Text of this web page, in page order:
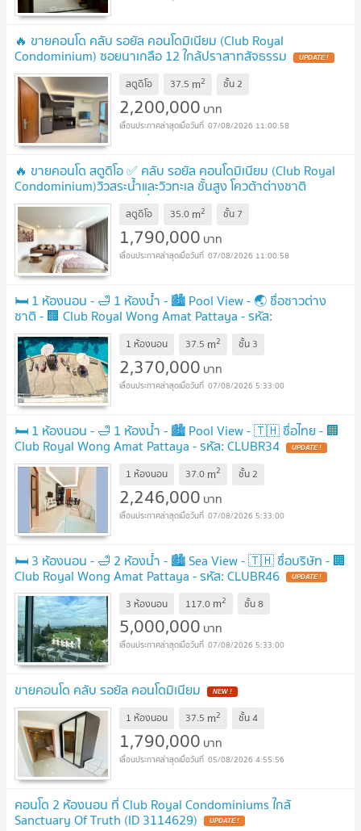
🔥 ขายคอนโด คลับ รอยัล คอนโดมิเนียม (Club Royal
Condominium) ซอยนาเกลือ 12 ใกล้ปราสาทสัจธรรม
สตูดิโอ 37.5 m2 ชั้น2
2,200,000 บาท
07/08/2026 11:00:58
🔥 ขายคอนโด สตูดิโอ ✅ คลับ รอยัล คอนโดมิเนียม (Club Royal
Condominium)วิวสระน้ำและวิวทะเล ชั้นสูง โควต้าต่างชาติ
(Foreign Quota) ราคาดีที่สุด
สตูดิโอ 35.0 m2 ชั้น 7
1,790,000 บาท
07/08/2026 11:00:58
🛏️ 1 ห้องนอน - 🛁 1 ห้องน้ำ - 🏙️ Pool View - 🌏 ชื่อชาวต่าง
ชาติ - 🏢 Club Royal Wong Amat Pattaya - รหัส:
CLUBR45
1 ห้องนอน 37.5 m2 ชั้น 3
2,370,000 บาท
07/08/2026 5:33:00
🛏️ 1 ห้องนอน - 🛁 1 ห้องน้ำ - 🏙️ Pool View - 🇹🇭 ชื่อไทย - 🏢
Club Royal Wong Amat Pattaya - รหัส: CLUBR34
1 ห้องนอน 37.0 m2 ชั้น2
2,246,000 บาท
07/08/2026 5:33:00
🛏️ 3 ห้องนอน - 🛁 2 ห้องน้ำ - 🏙️ Sea View - 🇹🇭 ชื่อบริษัท - 🏢
Club Royal Wong Amat Pattaya - รหัส: CLUBR46
3 ห้องนอน 117.0 m2 ชั้น8
5,000,000 บาท
07/08/2026 5:33:00
ขายคอนโด คลับ รอยัล คอนโดมิเนียม
1 ห้องนอน 37.5 m2 ชั้น4
1,790,000 บาท
05/08/2026 4:55:56
คอนโด 2 ห้องนอน ที่ Club Royal Condominiums ใกล้
Sanctuary Of Truth (ID 3114629)